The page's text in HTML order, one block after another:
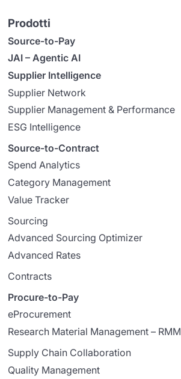
Prodotti
Source-to-Pay
JAI – Agentic AI
Supplier Intelligence
Supplier Network
Supplier Management & Performance
ESG Intelligence
Source-to-Contract
Spend Analytics
Category Management
Value Tracker
Sourcing
Advanced Sourcing Optimizer
Advanced Rates
Contracts
Procure-to-Pay
eProcurement
Research Material Management – RMM
Supply Chain Collaboration
Quality Management